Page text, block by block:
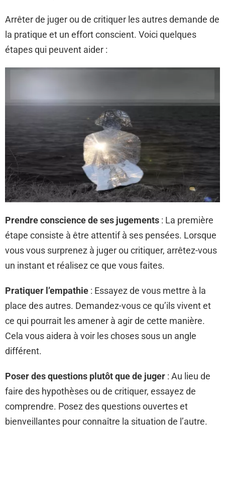
Arrêter de juger ou de critiquer les autres demande de
la pratique et un effort conscient. Voici quelques
étapes qui peuvent aider :
Prendre conscience de ses jugements : La première
étape consiste à être attentif à ses pensées. Lorsque
vous vous surprenez à juger ou critiquer, arrêtez-vous
un instant et réalisez ce que vous faites.
Pratiquer l’empathie : Essayez de vous mettre à la
place des autres. Demandez-vous ce qu’ils vivent et
ce qui pourrait les amener à agir de cette manière.
Cela vous aidera à voir les choses sous un angle
différent.
Poser des questions plutôt que de juger : Au lieu de
faire des hypothèses ou de critiquer, essayez de
comprendre. Posez des questions ouvertes et
bienveillantes pour connaître la situation de l’autre.